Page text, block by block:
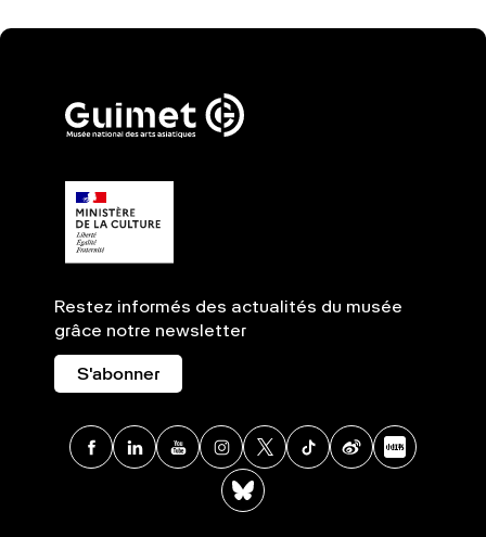
Restez informés des actualités du musée
grâce notre newsletter
S'abonner
Facebook
LinkedinYoutubeInstagram
X TikTokWeibo